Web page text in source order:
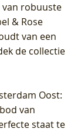
robuuste
& Rose
van een
de collectie
Oost:
van
staat te